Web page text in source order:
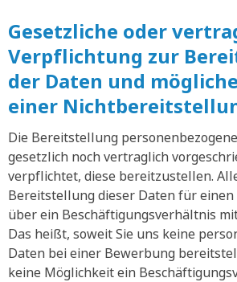
Gesetzliche oder
Verpflichtung zur
der Daten und
einer
Die Bereitstellung
gesetzlich noch vertraglich
verpflichtet, diese bereitzustellen.
Bereitstellung dieser Daten für
über ein Beschäftigungsverhältnis
Das heißt, soweit Sie uns keine
Daten bei einer Bewerbung
keine Möglichkeit ein